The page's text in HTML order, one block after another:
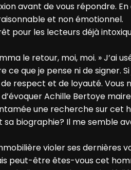
avant de vous répondre.
et non émotionnel.
pour les lecteurs déjà
le retour, moi, moi. » J’ai
que je pense ni de signer.
respect et de loyauté. Vous
Achille Bertoye
une recherche sur cet
sa biographie? Il me semble
violer ses dernières
peut-être êtes-vous cet